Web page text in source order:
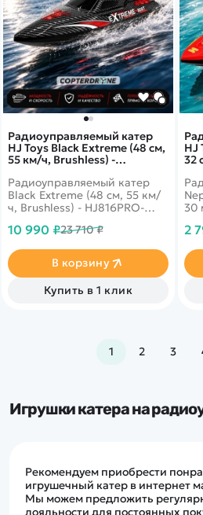
Радиоуправляемый катер
HJ Toys Black Extreme (48 см,
55 км/ч, Brushless) -
Радиоуправляемый катер
Black Extreme (48 см, 55 км/
ч, Brushless) - HJ816PRO-
компактная, мобильная,
даже тех, кто был далек от
мира радиоуправляемой
техники.
10 990 ₽23 710 ₽
В корзину
Купить в 1 клик
HJ
32
30
2
1 2 3
Игрушки катера на
Рекомендуем приобрести
игрушечный катер в интернет
Мы можем предложить
лояльности для постоянных